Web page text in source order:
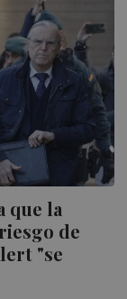
que la
de
"se